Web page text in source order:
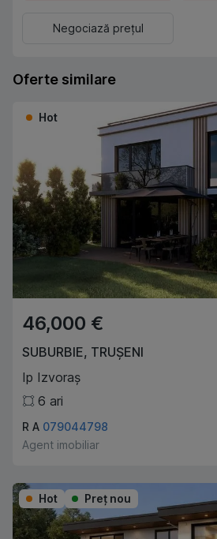
Negociază prețul
Oferte similare
Hot
46,000 €
SUBURBIE, TRUȘENI
Ip Izvoraș
6 ari
R A 079044798
Agent imobiliar
Hot Preţ nou